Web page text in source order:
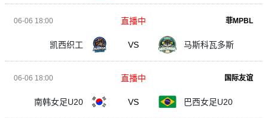
06-06 18:00 菲MPBL
凯西织工 VS 马斯科瓦多斯
直播中
06-06 18:00 国际友谊
南韩女足U20 VS 巴西女足U20
直播中